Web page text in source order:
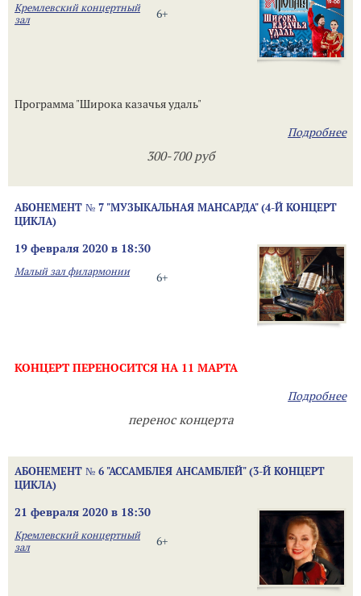
6+
Кремлевский концертный
зал
Программа "Широка казачья удаль"
Подробнее
300-700 руб
АБОНЕМЕНТ № 7 "МУЗЫКАЛЬНАЯ МАНСАРДА" (4-Й КОНЦЕРТ
ЦИКЛА)
19 февраля 2020 в 18:30
6+
Малый зал филармонии
КОНЦЕРТ ПЕРЕНОСИТСЯ НА 11 МАРТА
Подробнее
перенос концерта
АБОНЕМЕНТ № 6 "АССАМБЛЕЯ АНСАМБЛЕЙ" (3-Й КОНЦЕРТ
ЦИКЛА)
21 февраля 2020 в 18:30
6+
Кремлевский концертный
зал